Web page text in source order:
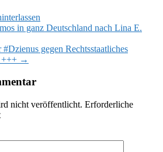
in ganz Deutschland nach Lina E.
gegen Rechtsstaatliches
+++ →
nicht veröffentlicht. Erforderliche